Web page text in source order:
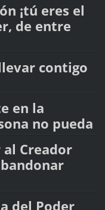
¡tú eres el
de entre
contigo
en la
no pueda
Creador
del Poder